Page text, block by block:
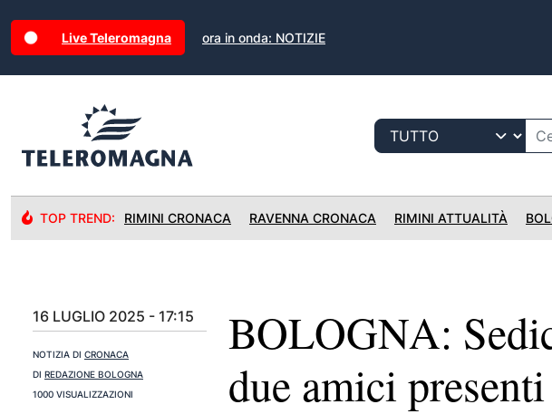
Live Teleromagna ora in onda: NOTIZIE
TOP TREND: RIMINI CRONACA RAVENNA CRONACA RIMINI ATTUALITÀ
16 LUGLIO 2025 - 17:15
NOTIZIA DI CRONACA
DI REDAZIONE BOLOGNA
1000 VISUALIZZAZIONI
BOLOGNA:
due amici